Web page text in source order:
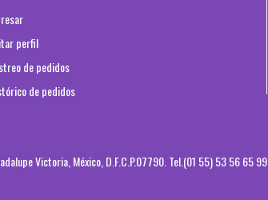
perfil
de pedidos
de pedidos
Victoria, México, D.F.C.P.07790. Tel.(01 55) 53 56 65 99